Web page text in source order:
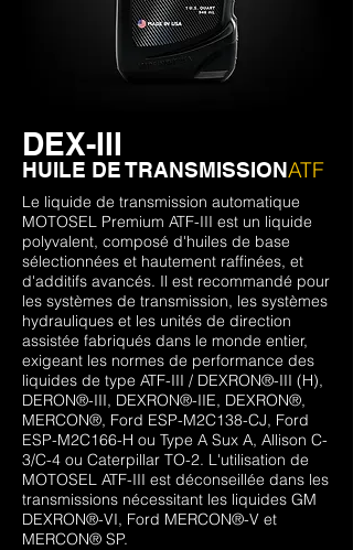
DEX-III
HUILE DE TRANSMISSIONATF
Le liquide de transmission automatique
MOTOSEL Premium ATF-III est un liquide
polyvalent, composé d'huiles de base
sélectionnées et hautement raffinées, et
d'additifs avancés. Il est recommandé pour
les systèmes de transmission, les systèmes
hydrauliques et les unités de direction
assistée fabriqués dans le monde entier,
exigeant les normes de performance des
liquides de type ATF-III / DEXRON®-III (H),
DERON®-III, DEXRON®-IIE, DEXRON®,
MERCON®, Ford ESP-M2C138-CJ, Ford
ESP-M2C166-H ou Type A Sux A, Allison C-
3/C-4 ou Caterpillar TO-2. L'utilisation de
MOTOSEL ATF-III est déconseillée dans les
transmissions nécessitant les liquides GM
DEXRON®-VI, Ford MERCON®-V et
MERCON® SP.